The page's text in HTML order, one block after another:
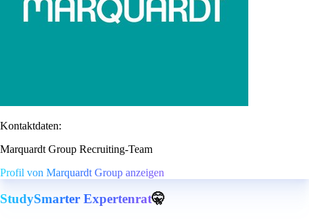
Kontaktdaten:
Marquardt Group Recruiting-Team
Profil von Marquardt Group anzeigen
StudySmarter Expertenrat🤫